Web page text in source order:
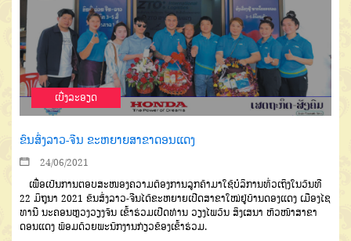
ເບີ່ງລະອຽດ
ຂົນສົ່ງລາວ-ຈີນ ຂະຫຍາຍສາຂາດອນແດງ
24/06/2021
ເພື່ອເປັນການຕອບສະໜອງຄວາມຕ້ອງການລູກຄ້າມາໃຊ້ບໍລິການທົ່ວເຖິງໃນວັນທີ
22 ມິຖຸນາ 2021 ຂົນສົ່ງລາວ-ຈີນໄດ້ຂະຫຍາຍເປີດສາຂາໃໝ່ຢູ່ບ້ານດອງແດງ ເມືອງໄຊ
ທານີ ນະຄອນຫຼວງວຽງຈັນ ເຂົ້າຮ່ວມເປີດທ່ານ ວຽງໄພວັນ ສິງເສນາ ຫົວໜ້າສາຂາ
ດອນແດງ ພ້ອມດ້ວຍພະນັກງານກ່ຽວຂ້ອງເຂົ້າຮ່ວມ.